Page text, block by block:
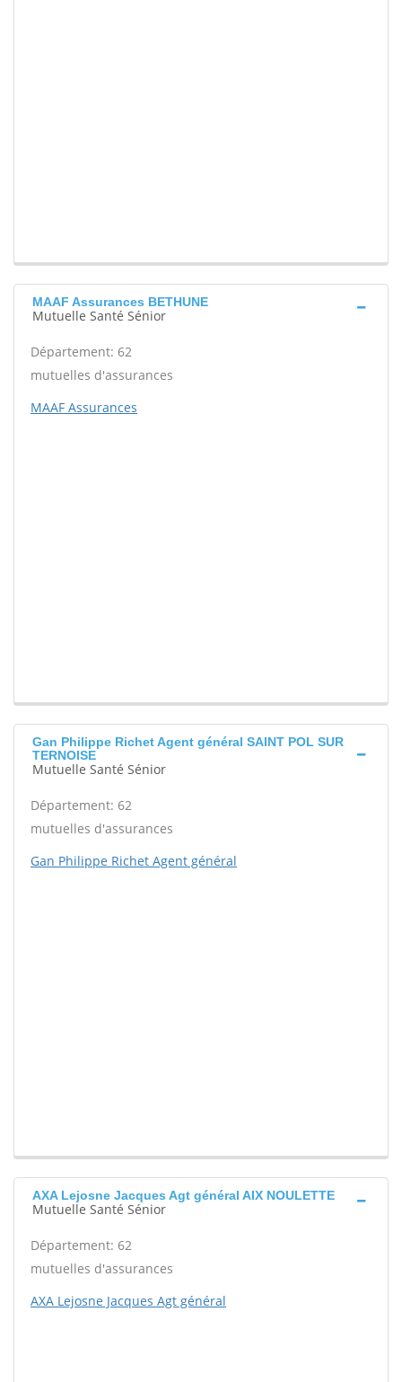
MAAF Assurances BETHUNE
Mutuelle Santé Sénior
Département: 62
mutuelles d'assurances
MAAF Assurances
Gan Philippe Richet Agent général SAINT POL SUR
TERNOISE
Mutuelle Santé Sénior
Département: 62
mutuelles d'assurances
Gan Philippe Richet Agent général
AXA Lejosne Jacques Agt général AIX NOULETTE
Mutuelle Santé Sénior
Département: 62
mutuelles d'assurances
AXA Lejosne Jacques Agt général